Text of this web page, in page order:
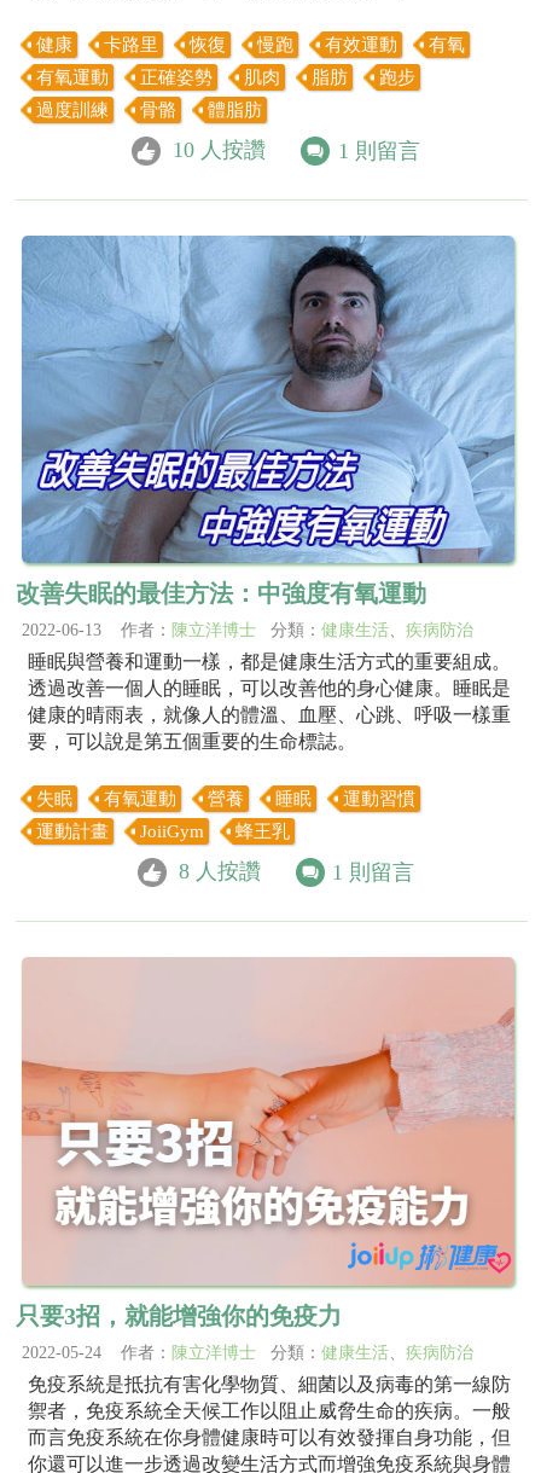
健康 卡路里 恢復 慢跑 有效運動
有氧
有氧運動
正確姿勢 肌肉 脂肪
跑步
過度訓練
骨骼 體脂肪
10 人按讚 1 則留言
改善失眠的最佳方法：中強度有氧運動
2022-06-13 作者： 陳立洋博士 分類： 健康生活、 疾病防治
睡眠與營養和運動一樣，都是健康生活方式的重要組成。
透過改善一個人的睡眠，可以改善他的身心健康。睡眠是
健康的晴雨表，就像人的體溫、血壓、心跳、呼吸一樣重
要，可以說是第五個重要的生命標誌。
失眠 有氧運動 營養 睡眠
運動習慣
運動計畫
JoiiGym 蜂王乳
8 人按讚 1 則留言
只要3招，就能增強你的免疫力
2022-05-24 作者： 陳立洋博士 分類： 健康生活、 疾病防治
免疫系統是抵抗有害化學物質、細菌以及病毒的第一線防
禦者，免疫系統全天候工作以阻止威脅生命的疾病。一般
而言免疫系統在你身體健康時可以有效發揮自身功能，但
你還可以進一步透過改變生活方式而增強免疫系統與身體